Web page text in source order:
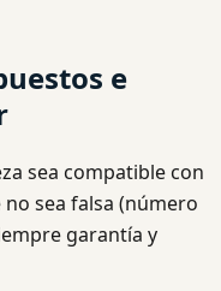
e
sea compatible con
sea falsa (número
garantía y